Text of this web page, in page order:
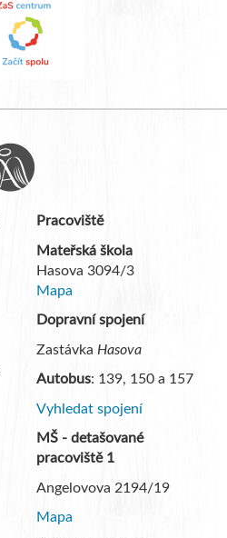
Pracoviště
Mateřská škola
Hasova 3094/3
Mapa
Dopravní spojení
Zastávka Hasova
Autobus: 139, 150 a 157
Vyhledat spojení
MŠ - detašované
pracoviště 1
Angelovova 2194/19
Mapa